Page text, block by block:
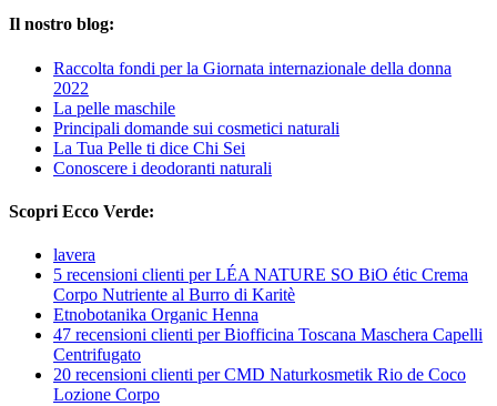
Il nostro blog:
Raccolta fondi per la Giornata internazionale della donna
2022
La pelle maschile
Principali domande sui cosmetici naturali
La Tua Pelle ti dice Chi Sei
Conoscere i deodoranti naturali
Scopri Ecco Verde:
lavera
5 recensioni clienti per LÉA NATURE SO BiO étic Crema
Corpo Nutriente al Burro di Karitè
Etnobotanika Organic Henna
47 recensioni clienti per Biofficina Toscana Maschera Capelli
Centrifugato
20 recensioni clienti per CMD Naturkosmetik Rio de Coco
Lozione Corpo